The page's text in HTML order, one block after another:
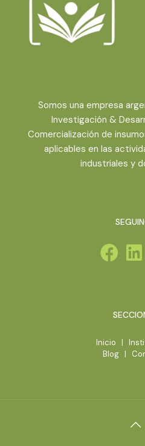
Somos una empresa
Investigación &
Comercialización de
aplicables en las
industriales y
Inicio |
Blog |